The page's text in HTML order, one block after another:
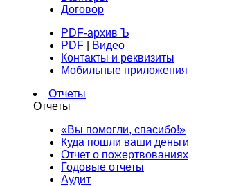
Договор
PDF-архив Ъ
PDF
Видео
Контакты и реквизиты
Мобильные приложения
Отчеты
Отчеты
«Вы помогли, спасибо!»
Куда пошли ваши деньги
Отчет о пожертвованиях
Годовые отчеты
Аудит